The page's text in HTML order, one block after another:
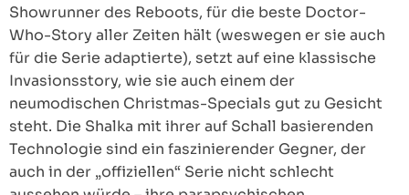
Showrunner des Reboots, für die beste Doctor-
Who-Story aller Zeiten hält (weswegen er sie auch
für die Serie adaptierte), setzt auf eine klassische
Invasionsstory, wie sie auch einem der
neumodischen Christmas-Specials gut zu Gesicht
steht. Die Shalka mit ihrer auf Schall basierenden
Technologie sind ein faszinierender Gegner, der
auch in der „offiziellen“ Serie nicht schlecht